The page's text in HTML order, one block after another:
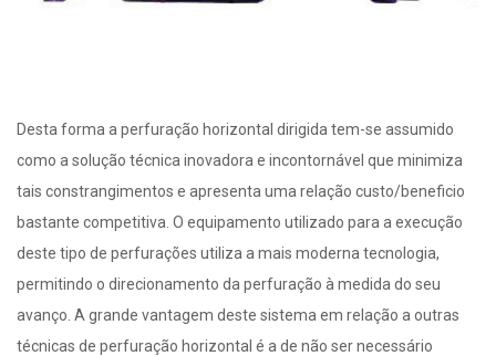
Desta forma a perfuração horizontal dirigida tem-se assumido
como a solução técnica inovadora e incontornável que minimiza
tais constrangimentos e apresenta uma relação custo/beneficio
bastante competitiva. O equipamento utilizado para a execução
deste tipo de perfurações utiliza a mais moderna tecnologia,
permitindo o direcionamento da perfuração à medida do seu
avanço. A grande vantagem deste sistema em relação a outras
técnicas de perfuração horizontal é a de não ser necessário